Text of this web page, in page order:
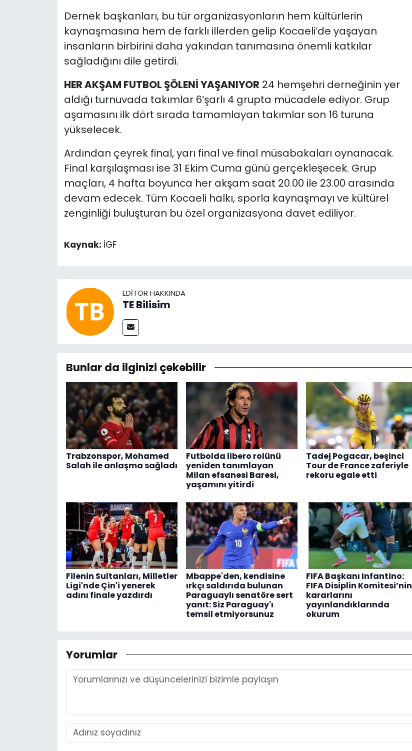
Dernek başkanları, bu tür organizasyonların hem kültürlerin
kaynaşmasına hem de farklı illerden gelip Kocaeli’de yaşayan
insanların birbirini daha yakından tanımasına önemli katkılar
sağladığını dile getirdi.
HER AKŞAM FUTBOL ŞÖLENİ YAŞANIYOR 24 hemşehri derneğinin yer
aldığı turnuvada takımlar 6’şarlı 4 grupta mücadele ediyor. Grup
aşamasını ilk dört sırada tamamlayan takımlar son 16 turuna
yükselecek.
Ardından çeyrek final, yarı final ve final müsabakaları oynanacak.
Final karşılaşması ise 31 Ekim Cuma günü gerçekleşecek. Grup
maçları, 4 hafta boyunca her akşam saat 20.00 ile 23.00 arasında
devam edecek. Tüm Kocaeli halkı, sporla kaynaşmayı ve kültürel
zenginliği buluşturan bu özel organizasyona davet ediliyor.
Kaynak: İGF
EDITÖR HAKKINDA
TE Bilisim
Bunlar da ilginizi çekebilir
Trabzonspor, Mohamed
Salah ile anlaşma sağladı
Futbolda libero rolünü
yeniden tanımlayan
Milan efsanesi Baresi,
yaşamını yitirdi
Tadej Pogacar, beşinci
Tour de France zaferiyle
rekoru egale etti
Filenin Sultanları, Milletler
Ligi'nde Çin'i yenerek
adını finale yazdırdı
Mbappe'den, kendisine
ırkçı saldırıda bulunan
Paraguaylı senatöre sert
yanıt: Siz Paraguay'ı
temsil etmiyorsunuz
FIFA Başkanı Infantino:
FIFA Disiplin Komitesi’nin
kararlarını
yayınlandıklarında
okurum
Yorumlar